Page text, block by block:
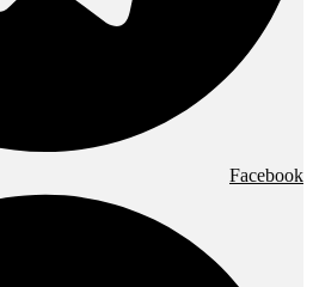
Facebook